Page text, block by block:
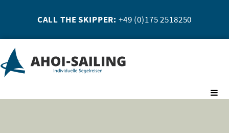
CALL THE SKIPPER: +49 (0)175 2518250